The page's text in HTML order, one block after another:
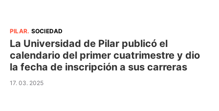
PILAR. SOCIEDAD
La Universidad de Pilar publicó el
calendario del primer cuatrimestre y dio
la fecha de inscripción a sus carreras
17. 03. 2025